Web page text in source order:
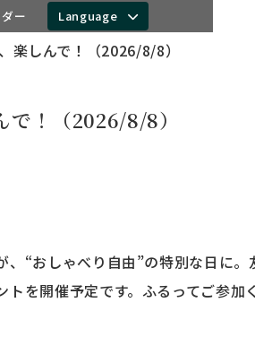
ー Language
楽しんで！（2026/8/8）
で！（2026/8/8）
“おしゃべり自由”の特別な日に
を開催予定です。ふるってご参加